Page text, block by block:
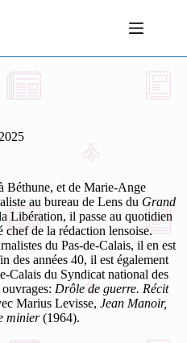
Béthune, et de Marie-Ange
au bureau de Lens du Grand
Libération, il passe au quotidien
chef de la rédaction lensoise.
du Pas-de-Calais, il en est
des années 40, il est également
Calais du Syndicat national des
Drôle de guerre. Récit
Marius Levisse, Jean Manoir,
minier (1964).